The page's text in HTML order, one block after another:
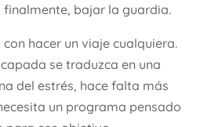
finalmente, bajar la guardia.
hacer un viaje cualquiera.
se traduzca en una
del estrés, hace falta más
un programa pensado